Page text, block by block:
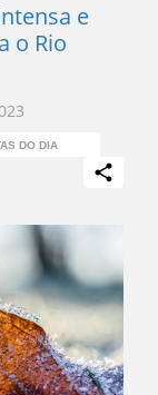
e
o Rio
DO DIA